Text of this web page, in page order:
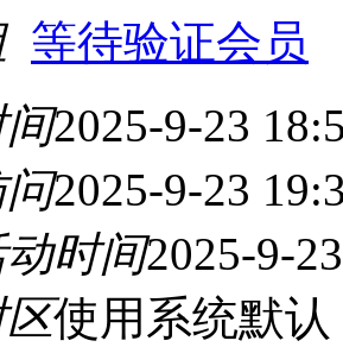
等待验证会员
2025-9-23
2025-9-23
动时间2025-9-
使用系统默认